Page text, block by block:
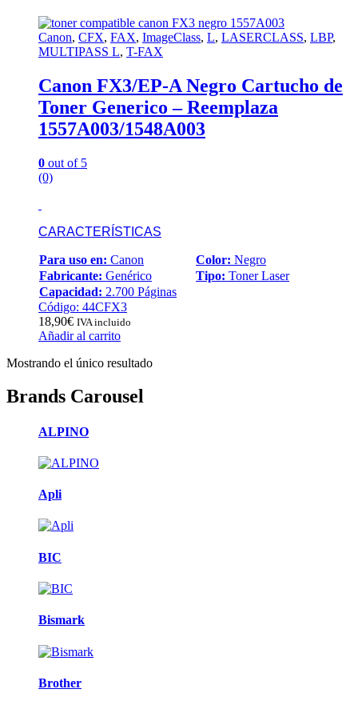
Canon, CFX, FAX, ImageClass, L, LASERCLASS, LBP,
MULTIPASS L, T-FAX
Canon FX3/EP-A Negro Cartucho de
Toner Generico – Reemplaza
1557A003/1548A003
0 out of 5
(0)
CARACTERÍSTICAS
Para uso en: Canon Color: Negro
Fabricante: Genérico Tipo: Toner Laser
Capacidad: 2.700 Páginas
Código: 44CFX3
18,90€ IVA incluido
Añadir al carrito
Mostrando el único resultado
Brands Carousel
ALPINO
Apli
BIC
Bismark
Brother